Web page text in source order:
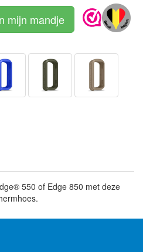
mijn mandje
550 of Edge 850 met deze